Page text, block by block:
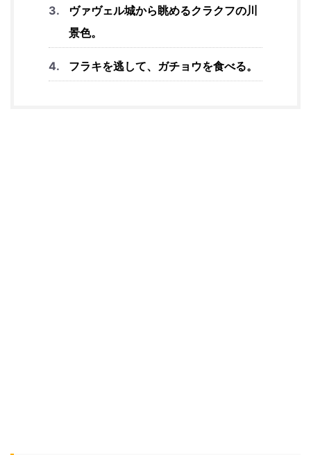
ヴァヴェル城から眺めるクラクフの川
景色。
フラキを逃して、ガチョウを食べる。